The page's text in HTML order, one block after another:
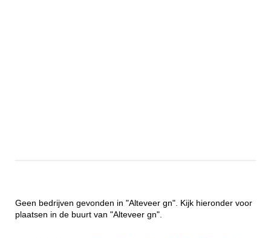
Geen bedrijven gevonden in "Alteveer gn". Kijk hieronder voor
plaatsen in de buurt van "Alteveer gn".